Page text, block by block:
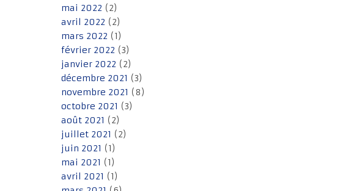
mai 2022 (2)
avril 2022 (2)
mars 2022 (1)
février 2022 (3)
janvier 2022 (2)
décembre 2021 (3)
novembre 2021 (8)
octobre 2021 (3)
août 2021 (2)
juillet 2021 (2)
juin 2021 (1)
mai 2021 (1)
avril 2021 (1)